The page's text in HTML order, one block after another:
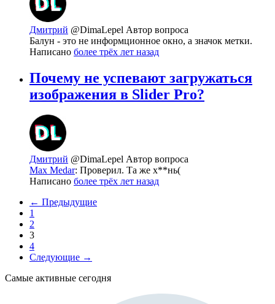
Дмитрий @DimaLepel Автор вопроса
Балун - это не информционное окно, а значок метки.
Написано более трёх лет назад
Почему не успевают загружаться
изображения в Slider Pro?
Дмитрий @DimaLepel Автор вопроса
Max Medar: Проверил. Та же х**нь(
Написано более трёх лет назад
← Предыдущие
1
2
3
4
Следующие →
Самые активные сегодня